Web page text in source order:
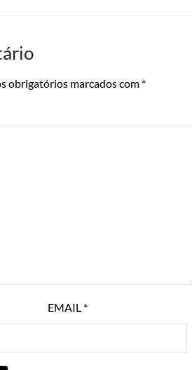
obrigatórios marcados com *
EMAIL *